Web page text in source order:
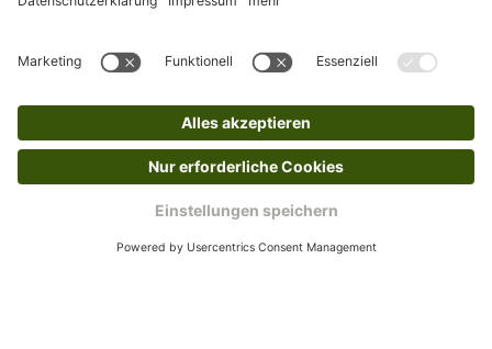
Tritt unserem Newsletter bei
Mehr von uns
Barrierefreiheitserklärung Impressum AGB
Datenschutz